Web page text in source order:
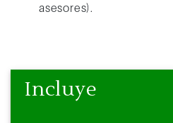
asesores).
Incluye